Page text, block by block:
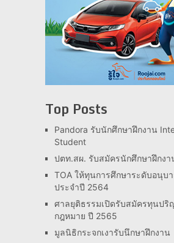
Top Posts
Pandora รับนักศึกษาฝึกงาน
Student
ปตท.สผ. รับสมัครนักศึกษาฝึกงา
TOA ให้ทุนการศึกษาระดับอนุ
ประจำปี 2564
ศาลยุติธรรมเปิดรับสมัครทุนป
กฎหมาย ปี 2565
มูลนิธิกระจกเงารับนึกษาฝึกงาน